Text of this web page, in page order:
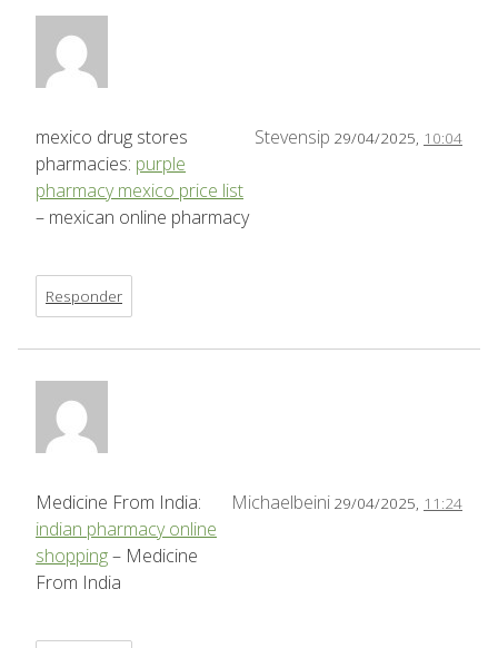
Stevensip 29/04/2025, 10:04
mexico drug stores
pharmacies: purple
pharmacy mexico price list
– mexican online pharmacy
Responder
Michaelbeini 29/04/2025, 11:24
Medicine From India:
indian pharmacy online
shopping– Medicine
From India